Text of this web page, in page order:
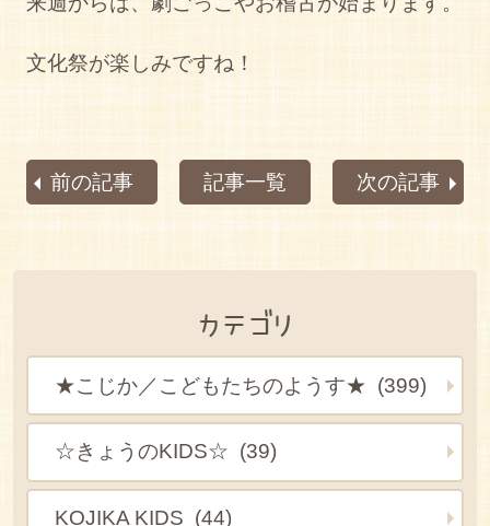
文化祭が楽しみですね！
前の記事 記事一覧 次の記事
カテゴリ
★こじか／こどもたちのようす★ (399)
☆きょうのKIDS☆ (39)
KOJIKA KIDS (44)